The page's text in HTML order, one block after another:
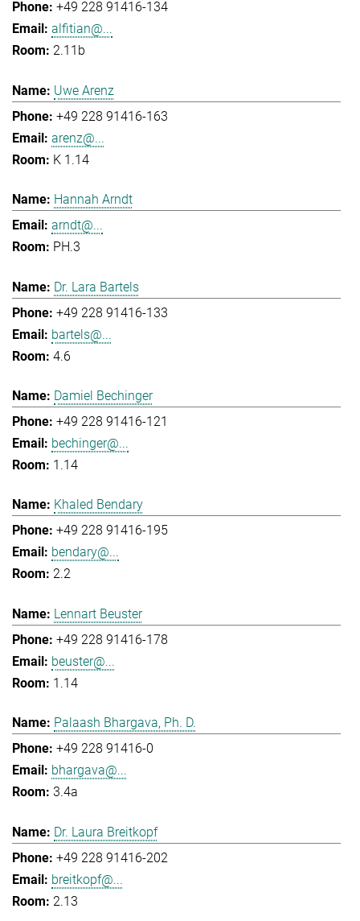
+49 228 91416-134
alfitian@...
2.11b
Uwe Arenz
+49 228 91416-163
arenz@...
K 1.14
Hannah Arndt
arndt@...
PH.3
Dr. Lara Bartels
+49 228 91416-133
bartels@...
4.6
Damiel Bechinger
+49 228 91416-121
bechinger@...
1.14
Khaled Bendary
+49 228 91416-195
bendary@...
2.2
Lennart Beuster
+49 228 91416-178
beuster@...
1.14
Palaash Bhargava, Ph. D.
+49 228 91416-0
bhargava@...
3.4a
Dr. Laura Breitkopf
+49 228 91416-202
breitkopf@...
2.13